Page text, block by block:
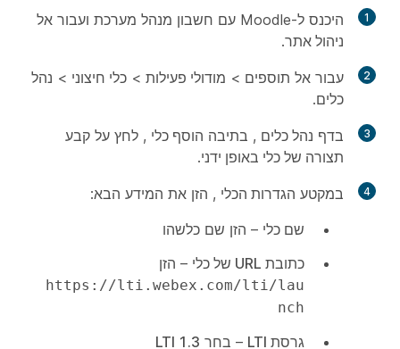
1
היכנס ל-Moodle עם חשבון מנהל מערכת ועבור אל
ניהול אתר.
2 עבור אל תוספים > מודולי פעילות > כלי חיצוני > נהל
כלים.
3 בדף נהל כלים , בתיבה הוסף כלי , לחץ על קבע
תצורה של כלי באופן ידני.
4 במקטע הגדרות הכלי , הזן את המידע הבא:
שם כלי – הזן שם כלשהו
כתובת URL של כלי
– הזן
https://lti.webex.com/lti/lau
nch
גרסת LTI – בחר LTI 1.3